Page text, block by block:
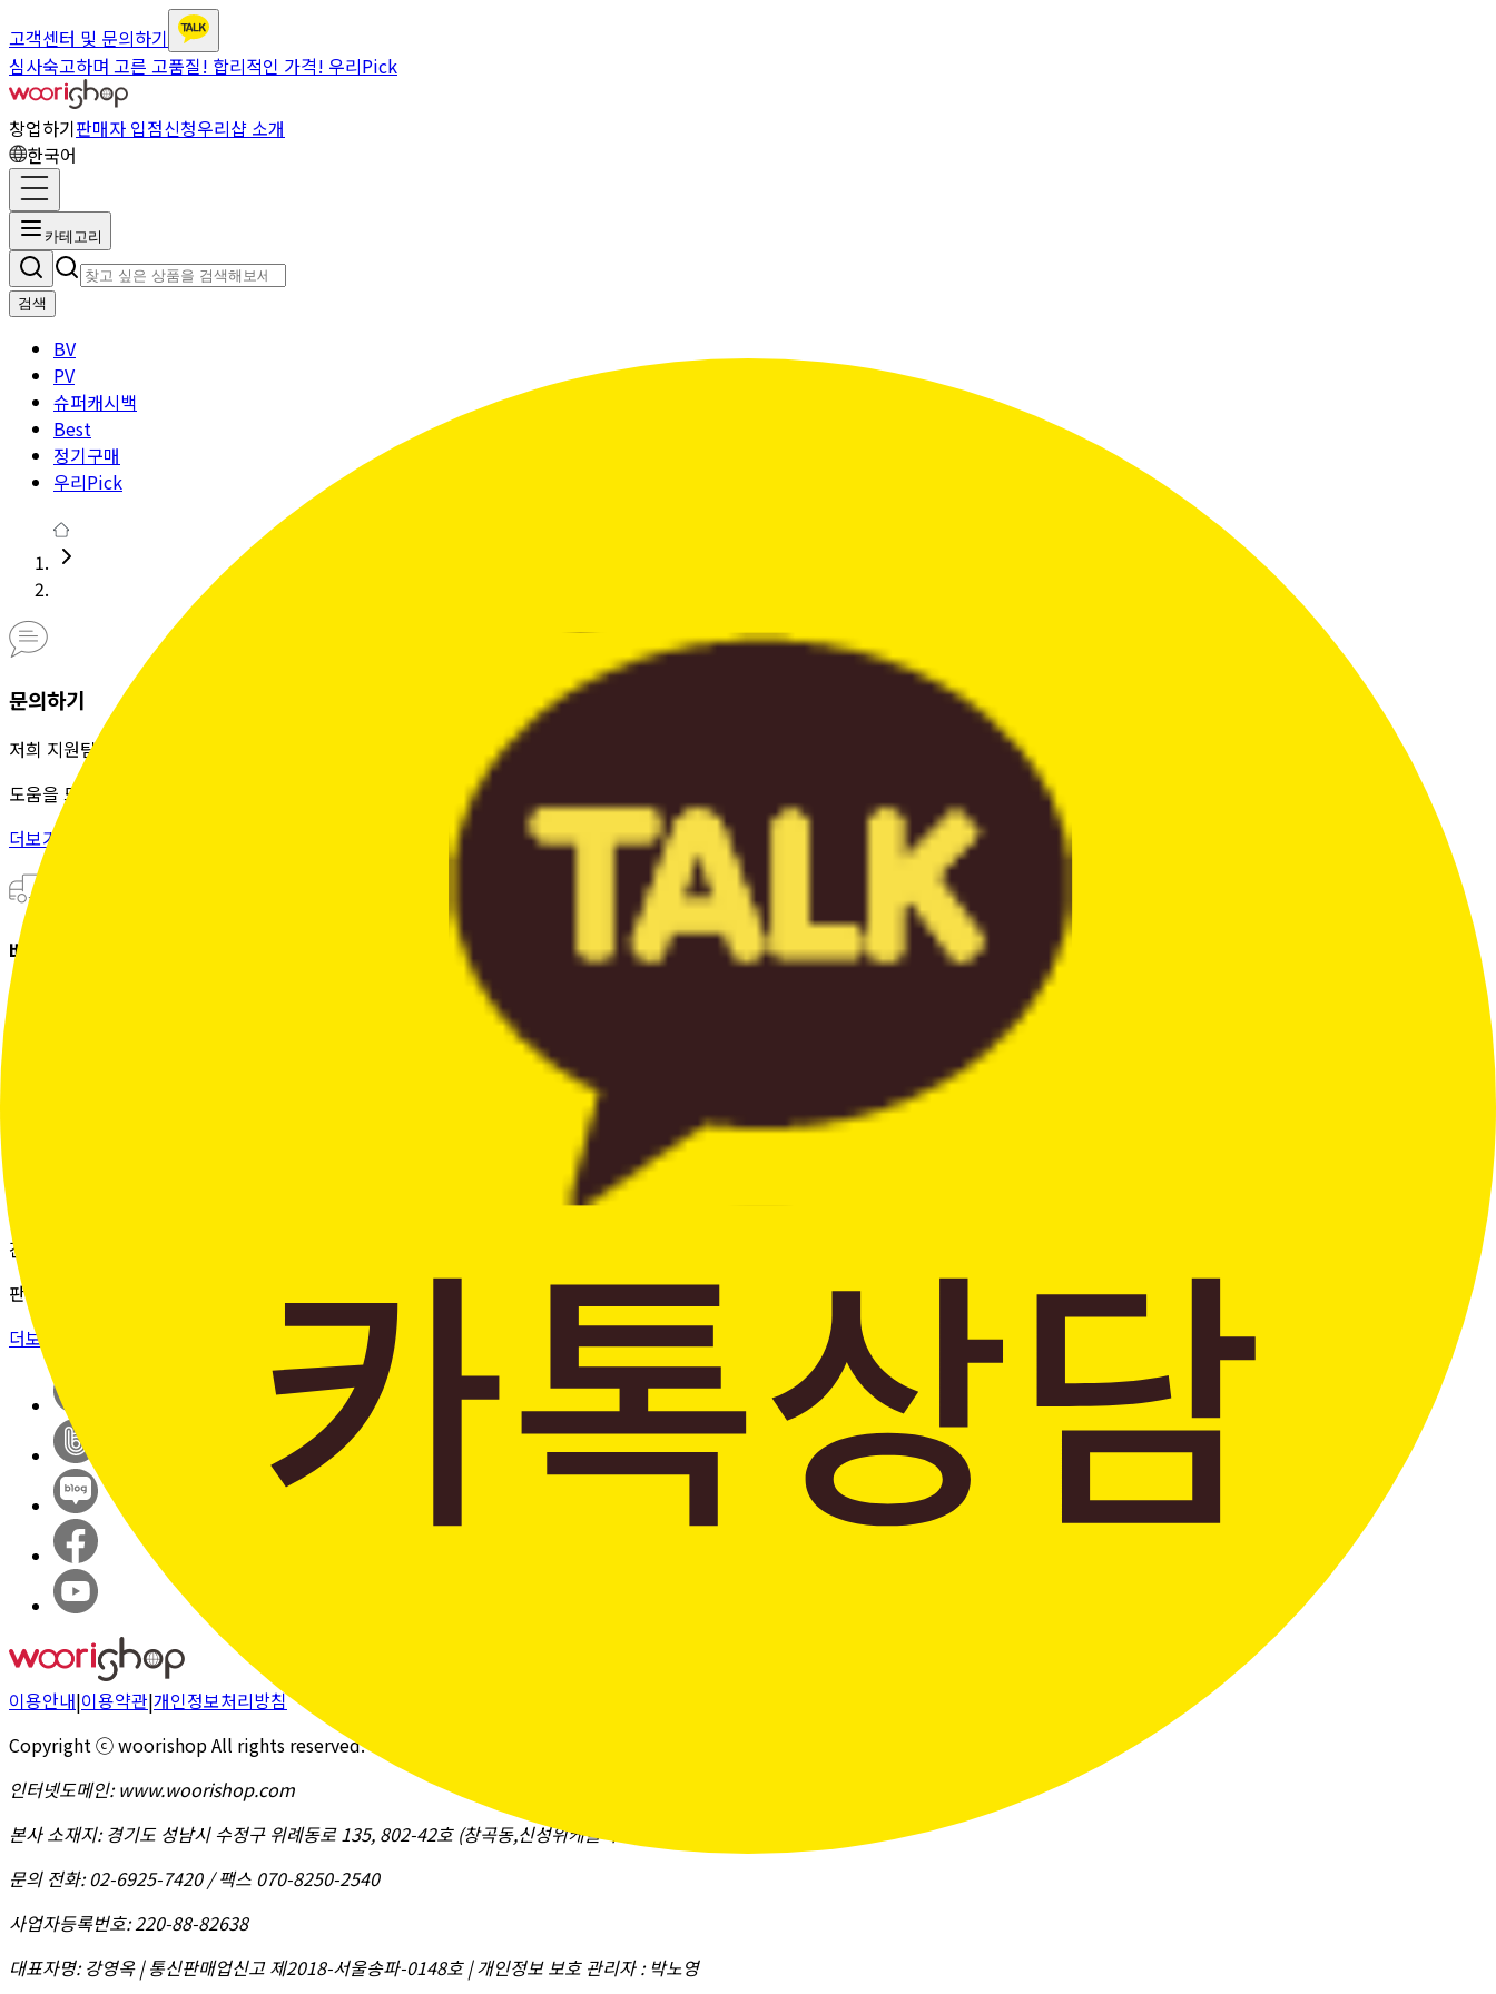
고객센터 및 문의하기
심사숙고하며 고른 고품질! 합리적인 가격! 우리Pick
창업하기판매자 입점신청우리샵 소개
한국어
카테고리
검색
BV
PV
슈퍼캐시백
Best
정기구매
우리Pick
문의하기
저희 지원팀은 정성을 다해
도움을 드립니다.
더보기 >
배송조회
여러 주문의 배송 상태를 한 화면에서
간단한 가입 프로세스 & 편리한
판매 시스템
더보기 >
이용안내|이용약관|개인정보처리방침
Copyright ⓒ woorishop All rights reserved.
인터넷도메인:www.woorishop.com
본사 소재지:경기도 성남시 수정구 위례동로 135, 802-42호 (창곡동,신성위케슬타워)
문의 전화:02-6925-7420 / 팩스 070-8250-2540
사업자등록번호:220-88-82638
대표자명:강영옥 | 통신판매업신고 제2018-서울송파-0148호 | 개인정보 보호 관리자 : 박노영